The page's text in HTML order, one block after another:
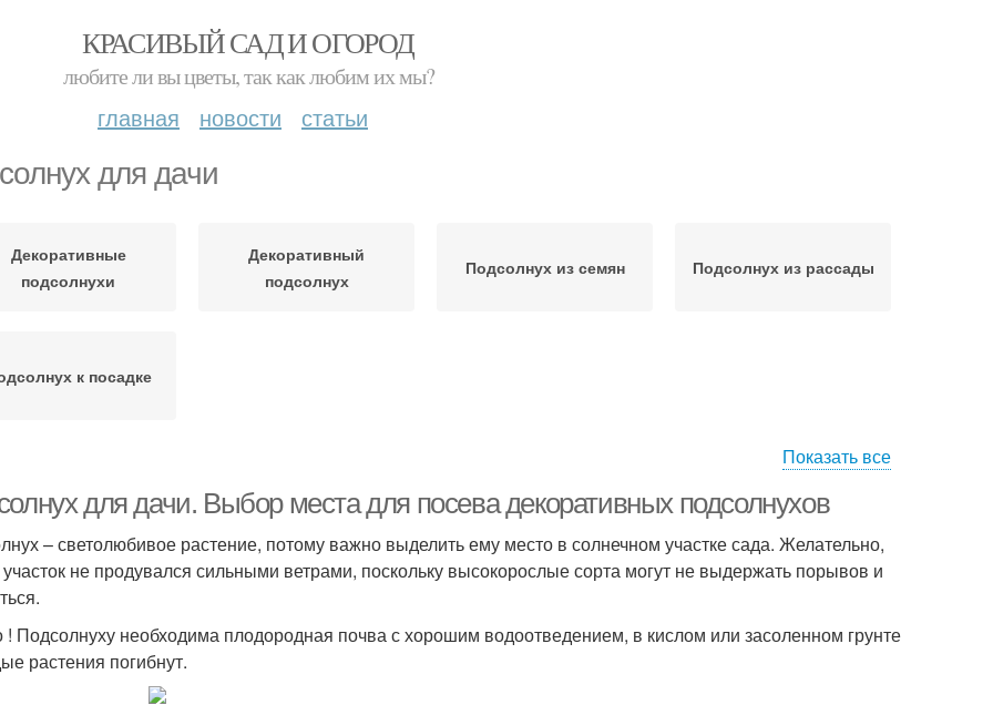
КРАСИВЫЙ САД И ОГОРОД
любите ли вы цветы, так как любим их мы?
главная новости статьи
для дачи
Декоративные
подсолнухи
Декоративный
подсолнух
Подсолнух из семян Подсолнух из рассады
к посадке
Показать все
для дачи. Выбор места для посева декоративных подсолнухов
– светолюбивое растение, потому важно выделить ему место в солнечном участке сада. Желательно,
не продувался сильными ветрами, поскольку высокорослые сорта могут не выдержать порывов и
Подсолнуху необходима плодородная почва с хорошим водоотведением, в кислом или засоленном грунте
растения погибнут.